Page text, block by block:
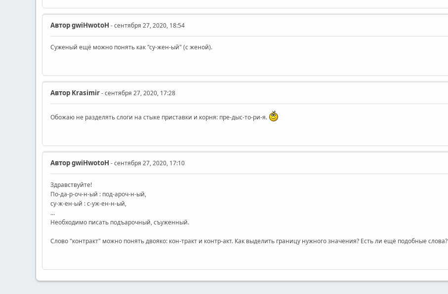
АвторgwiHwotoH - сентября 27, 2020, 18:54
Суженый ещё можно понять как "су-жен-ый" (с женой).
Автор Krasimir- сентября 27, 2020, 17:28
Обожаю не разделять слоги на стыке приставки и корня: пре-дыс-то-ри-я.
АвторgwiHwotoH - сентября 27, 2020, 17:10
Здравствуйте!
По-да-р-оч-н-ый : под-ароч-н-ый,
су-ж-ен-ый : с-уж-ен-н-ый,
...
Необходимо писать подъарочный, съуженный.
Слово "контракт" можно понять двояко: кон-тракт и контр-акт. Как выделить границу нужного значения? Есть ли ещё подобные слова?